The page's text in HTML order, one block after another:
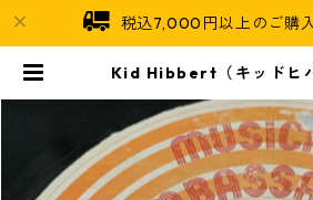
税込7,000円以上のご購
Kid Hibbert（キッドヒ
maican Soul